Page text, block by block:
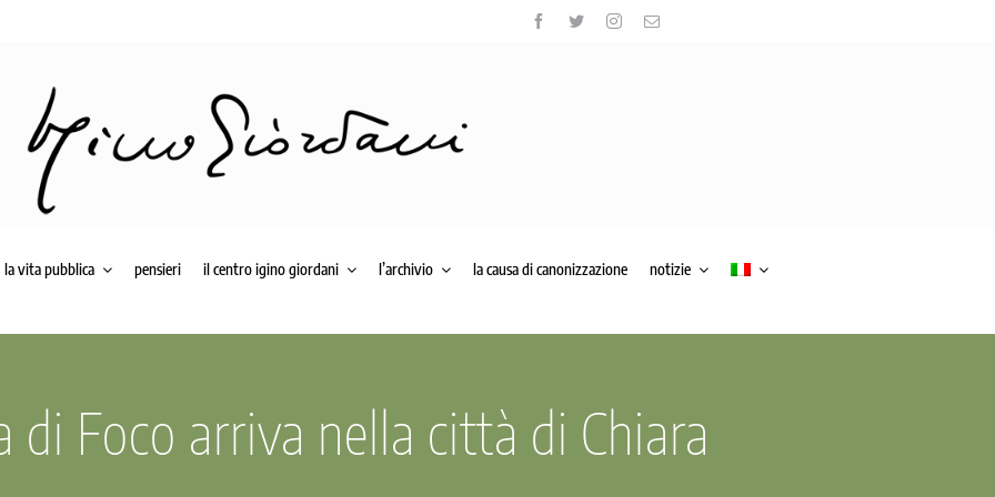
la vita pubblica pensieri il centro igino giordani l’archivio la causa di canonizzazione notizie
di Foco arriva nella città di Chiara